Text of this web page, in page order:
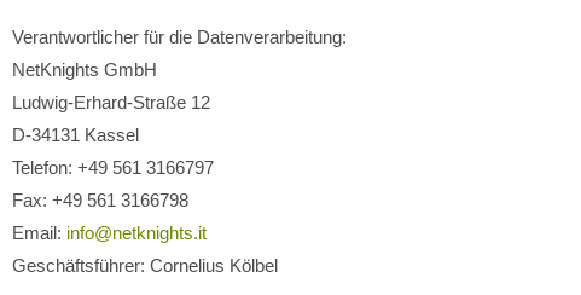
Verantwortlicher für die Datenverarbeitung:
NetKnights GmbH
Ludwig-Erhard-Straße 12
D-34131 Kassel
Telefon: +49 561 3166797
Fax: +49 561 3166798
Email: info@netknights.it
Geschäftsführer: Cornelius Kölbel